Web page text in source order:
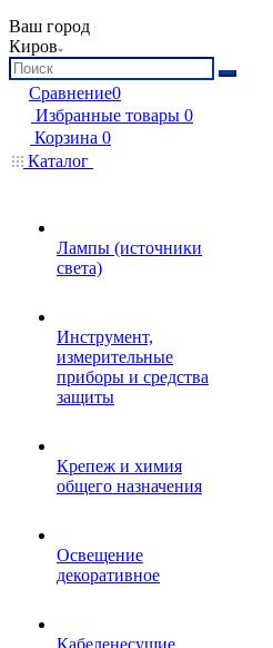
Ваш город
Киров
Сравнение0
Избранные товары 0
Корзина 0
Каталог
Лампы (источники
света)
Инструмент,
измерительные
приборы и средства
защиты
Крепеж и химия
общего назначения
Освещение
декоративное
Кабеленесущие